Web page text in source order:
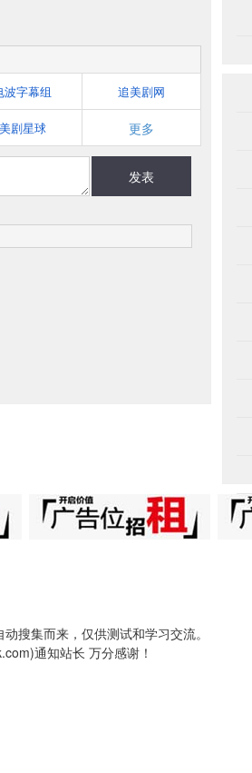
波字幕组 追美剧网
美剧星球 更多
发表
搜集而来，仅供测试和学习交流。
通知站长 万分感谢！